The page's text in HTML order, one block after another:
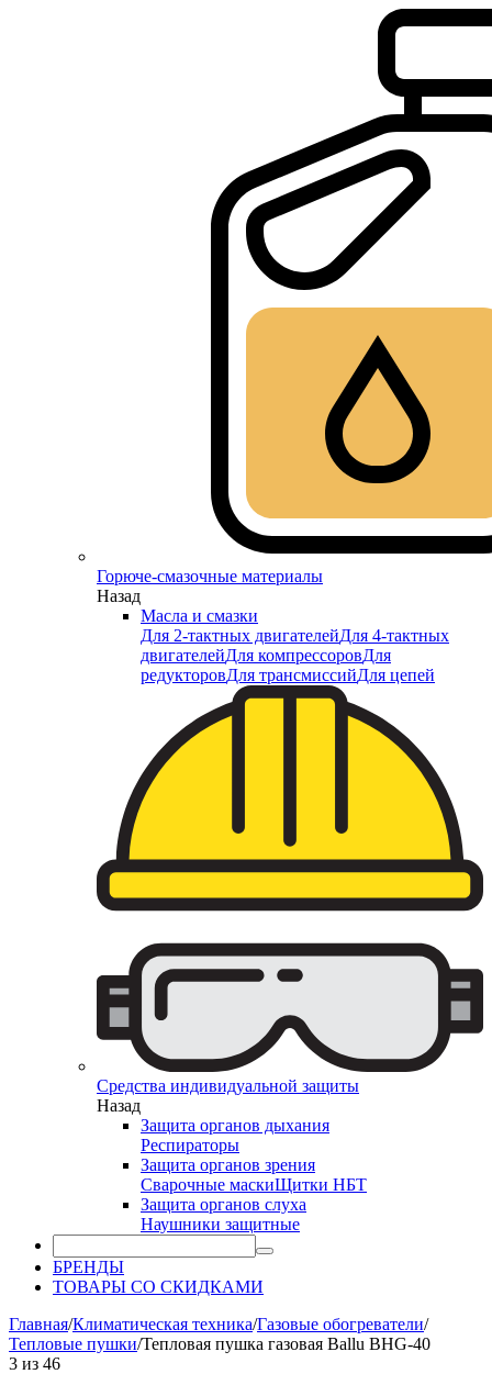
Горюче-смазочные материалы
Назад
Масла и смазки
Для 2-тактных двигателейДля 4-тактных
двигателейДля компрессоровДля
редукторовДля трансмиссийДля цепей
Средства индивидуальной защиты
Назад
Защита органов дыхания
Респираторы
Защита органов зрения
Сварочные маскиЩитки НБТ
Защита органов слуха
Наушники защитные
БРЕНДЫ
ТОВАРЫ СО СКИДКАМИ
Главная/Климатическая техника/Газовые обогреватели/
Тепловые пушки/Тепловая пушка газовая Ballu BHG-40
3 из 46